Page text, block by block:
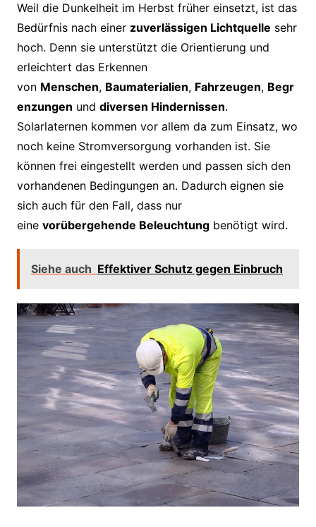
Weil die Dunkelheit im Herbst früher einsetzt, ist das
Bedürfnis nach einer zuverlässigen Lichtquelle sehr
hoch. Denn sie unterstützt die Orientierung und
erleichtert das Erkennen
von Menschen, Baumaterialien, Fahrzeugen, Begr
enzungen und diversen Hindernissen.
Solarlaternen kommen vor allem da zum Einsatz, wo
noch keine Stromversorgung vorhanden ist. Sie
können frei eingestellt werden und passen sich den
vorhandenen Bedingungen an. Dadurch eignen sie
sich auch für den Fall, dass nur
eine vorübergehende Beleuchtungbenötigt wird.
Siehe auch Effektiver Schutz gegen Einbruch